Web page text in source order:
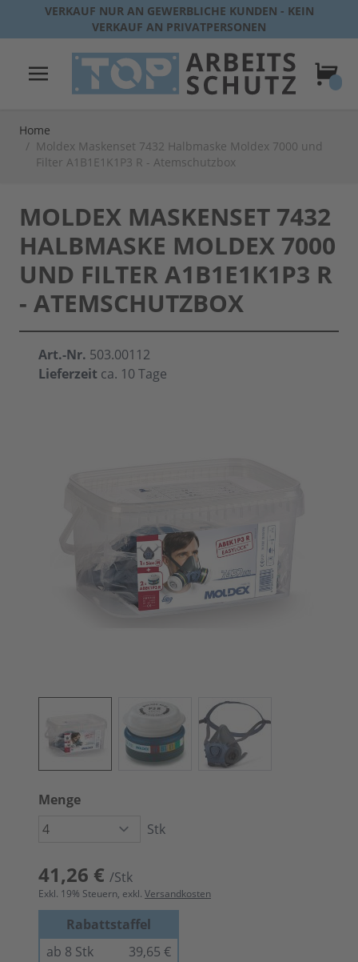
Direkt zum Inhalt
VERKAUF NUR AN GEWERBLICHE KUNDEN - KEIN
VERKAUF AN PRIVATPERSONEN
Home
/ Moldex Maskenset 7432 Halbmaske Moldex 7000 und
Filter A1B1E1K1P3 R - Atemschutzbox
MOLDEX MASKENSET 7432
HALBMASKE MOLDEX 7000
UND FILTER A1B1E1K1P3 R
- ATEMSCHUTZBOX
Art.-Nr. 503.00112
Lieferzeit ca. 10 Tage
Menge
Stk
41,26 € /Stk
Exkl. 19% Steuern, exkl. Versandkosten
Rabattstaffel
ab 8 Stk
39,65 €